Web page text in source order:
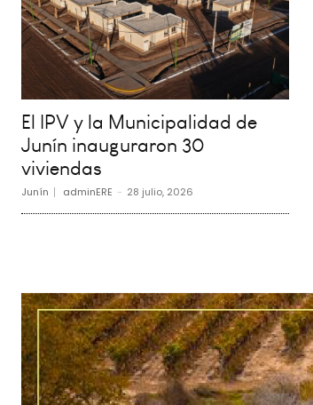
El IPV y la Municipalidad de
Junín inauguraron 30
viviendas
Junín adminERE - 28 julio, 2026